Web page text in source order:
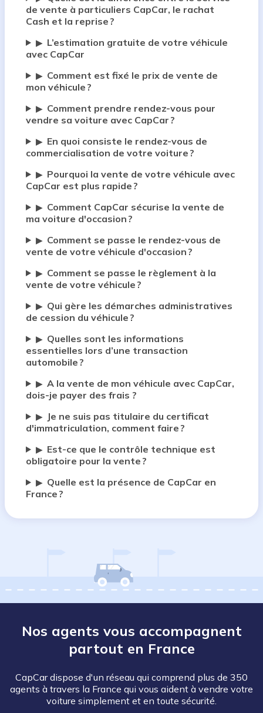
de vente à particuliers CapCar, le rachat
Cash et la reprise ?
▶ L’estimation gratuite de votre véhicule
avec CapCar
▶ Comment est fixé le prix de vente de
mon véhicule ?
▶ Comment prendre rendez-vous pour
vendre sa voiture avec CapCar ?
▶ En quoi consiste le rendez-vous de
commercialisation de votre voiture ?
▶ Pourquoi la vente de votre véhicule avec
CapCar est plus rapide ?
▶ Comment CapCar sécurise la vente de
ma voiture d'occasion ?
▶ Comment se passe le rendez-vous de
vente de votre véhicule d'occasion ?
▶ Comment se passe le règlement à la
vente de votre véhicule ?
▶ Qui gère les démarches administratives
de cession du véhicule ?
▶ Quelles sont les informations
essentielles lors d’une transaction
automobile ?
▶ A la vente de mon véhicule avec CapCar,
dois-je payer des frais ?
▶
Je ne suis pas titulaire du certificat
d'immatriculation, comment faire ?
▶ Est-ce que le contrôle technique est
obligatoire pour la vente ?
▶ Quelle est la présence de CapCar en
France ?
Nos agents vous accompagnent
partout en France
CapCar dispose d'un réseau qui comprend plus de 350
agents à travers la France qui vous aident à vendre votre
voiture simplement et en toute sécurité.